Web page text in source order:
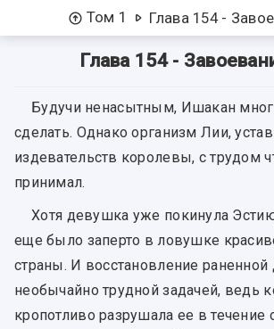
Том 1
Глава 154 -
Будучи ненасытным, Ишакан
сделать. Однако организм Лии,
издевательств королевы, с трудом
принимал.
Хотя девушка уже покинула
еще было заперто в ловушке
страны. И восстановление раненной
необычайно трудной задачей, ведь
кропотливо разрушала ее в течение